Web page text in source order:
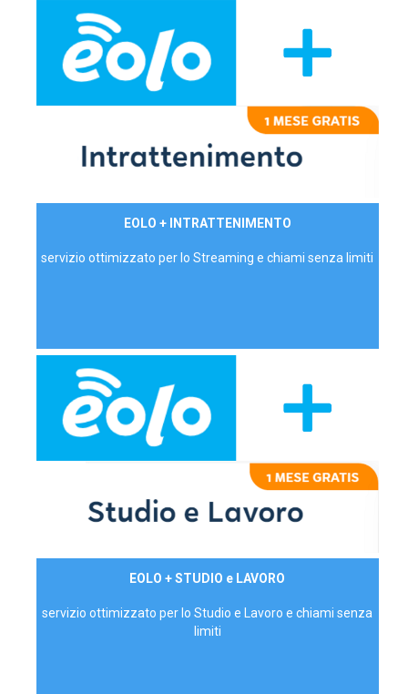
EOLO + INTRATTENIMENTO
servizio ottimizzato per lo Streaming e chiami senza limiti
EOLO + STUDIO e LAVORO
servizio ottimizzato per lo Studio e Lavoro e chiami senza
limiti